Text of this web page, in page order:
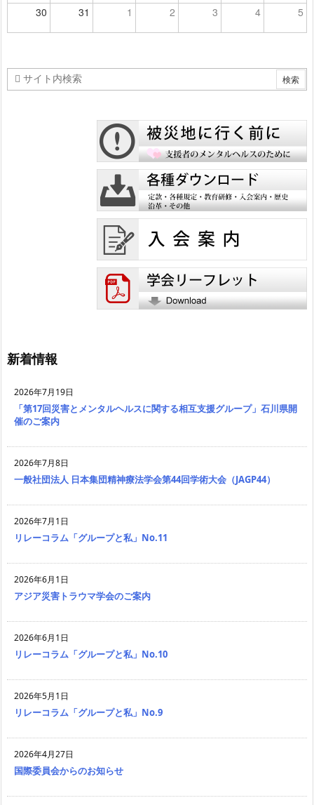
30 31 1 2 3 4 5
新着情報
2026年7月19日
「第17回災害とメンタルヘルスに関する相互支援グループ」石川県開
催のご案内
2026年7月8日
一般社団法人 日本集団精神療法学会第44回学術大会（JAGP44）
2026年7月1日
リレーコラム「グループと私」No.11
2026年6月1日
アジア災害トラウマ学会のご案内
2026年6月1日
リレーコラム「グループと私」No.10
2026年5月1日
リレーコラム「グループと私」No.9
2026年4月27日
国際委員会からのお知らせ